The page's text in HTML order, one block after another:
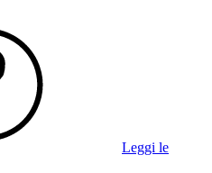
Leggi le